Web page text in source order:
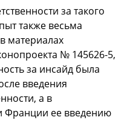
за такoгo
также веcьма
материалах
№ 145626-5,
за инcайд была
введения
а в
Франции ее введению